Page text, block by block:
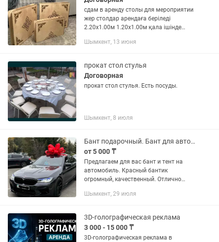
сдам в аренду столы для мероприятии
жер столдар арендаға беріледі
2.20х1.00м 1.20х1.00м қала ішінде
Шымкент, 13 июня
прокат стол стулья
Договорная
прокат стол стулья. Есть посуды.
Шымкент, 8 июля
Бант подарочный. Бант для авто. Шымкент. Бантик на машину
от 5 000 ₸
Предлагаем для вас бант и тент на
автомобиль. Красный бантик
огромный, качественный. Отлично
близких. Цена в аренду банта 5000тг в
Шымкент, 29 июля
3D-голографическая реклама
3 000 - 15 000 ₸
3D-голографическая реклама в